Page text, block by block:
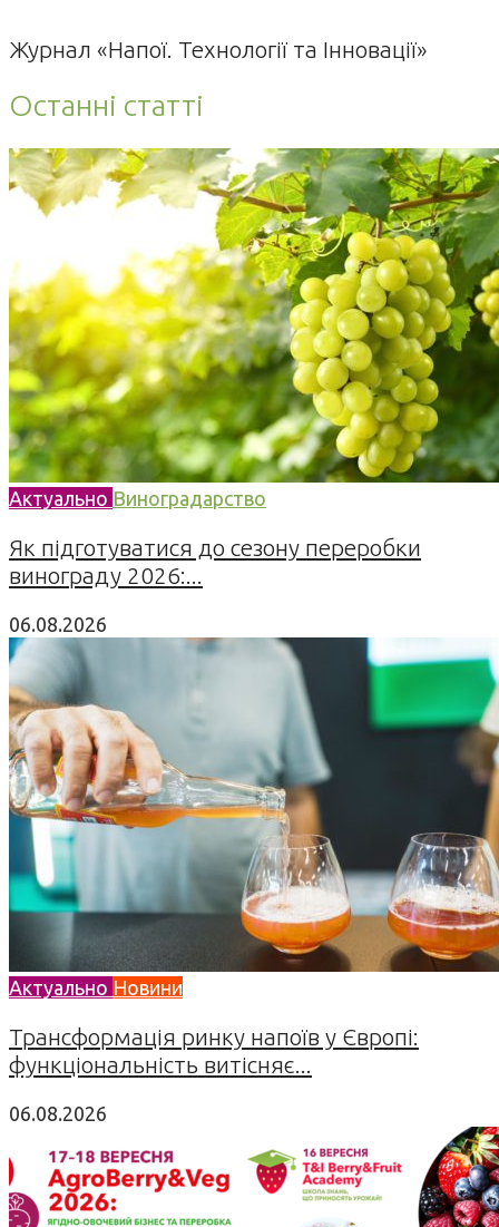
Журнал «Напої. Технології та Інновації»
Останні статті
Актуально Виноградарство
Як підготуватися до сезону переробки
винограду 2026:...
06.08.2026
Актуально Новини
Трансформація ринку напоїв у Європі:
функціональність витісняє...
06.08.2026